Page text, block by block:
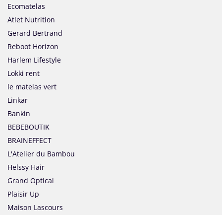
Ecomatelas
Atlet Nutrition
Gerard Bertrand
Reboot Horizon
Harlem Lifestyle
Lokki rent
le matelas vert
Linkar
Bankin
BEBEBOUTIK
BRAINEFFECT
L'Atelier du Bambou
Helssy Hair
Grand Optical
Plaisir Up
Maison Lascours